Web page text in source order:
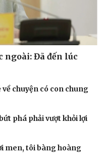
ngoài: Đã đến lúc
chuyện có con chung
phá phải vượt khỏi lợi
men, tôi bàng hoàng